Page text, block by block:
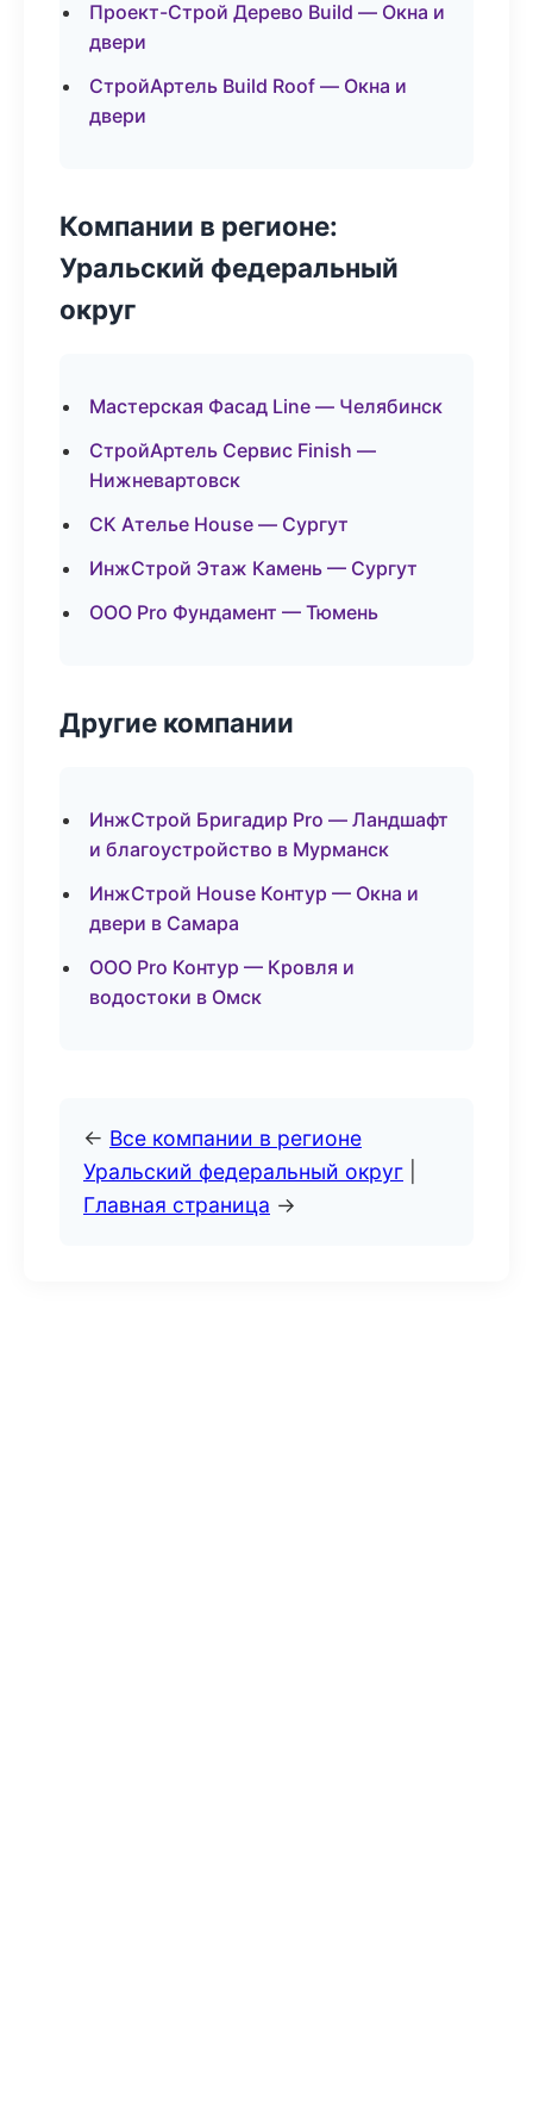
Проект-Строй Дерево Build — Окна и
двери
СтройАртель Build Roof — Окна и
двери
Компании в регионе:
Уральский федеральный
округ
Мастерская Фасад Line — Челябинск
СтройАртель Сервис Finish —
Нижневартовск
СК Ателье House — Сургут
ИнжСтрой Этаж Камень — Сургут
ООО Pro Фундамент — Тюмень
Другие компании
ИнжСтрой Бригадир Pro — Ландшафт
и благоустройство в Мурманск
ИнжСтрой House Контур — Окна и
двери в Самара
ООО Pro Контур — Кровля и
водостоки в Омск
← Все компании в регионе
Уральский федеральный округ
Главная страница →